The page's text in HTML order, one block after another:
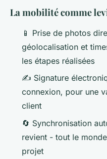
La mobilité comme
📱 Prise de photos
géolocalisation et
les étapes réalisées
✍️ Signature
connexion, pour une
client
🔄 Synchronisation
revient - tout le
projet